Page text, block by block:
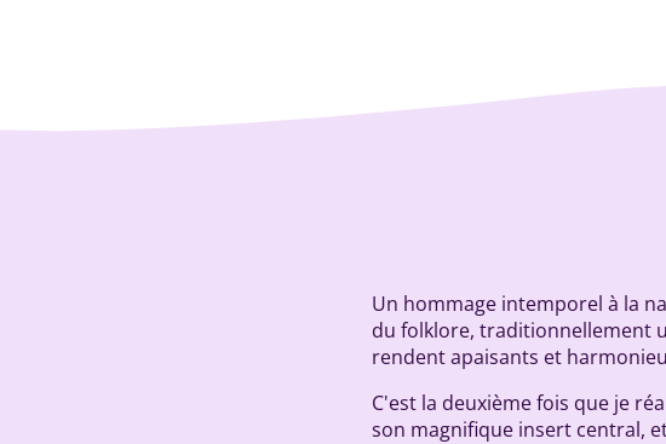
Un hommage intemporel à la
du folklore, traditionnellement
rendent apaisants et
C'est la deuxième fois que je
son magnifique insert central,